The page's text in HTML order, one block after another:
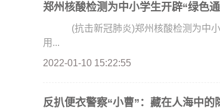
郑州核酸检测为中小学生开辟“绿色
(抗击新冠肺炎)郑州核酸检测为中
用...
2022-01-10 15:22:55
反扒便衣警察“小曹”：藏在人海中的